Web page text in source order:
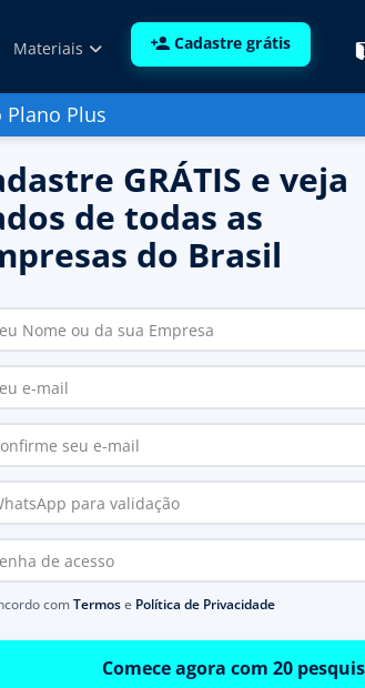
Materiais Cadastre grátis
Plano Plus
GRÁTIS e veja
de todas as
do Brasil
comTermose Política de Privacidade
Comece agora com 20